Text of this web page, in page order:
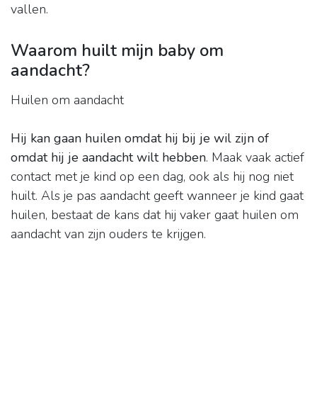
vallen.
Waarom huilt mijn baby om
aandacht?
Huilen om aandacht
Hij kan gaan huilen omdat hij bij je wil zijn of
omdat hij je aandacht wilt hebben. Maak vaak actief
contact met je kind op een dag, ook als hij nog niet
huilt. Als je pas aandacht geeft wanneer je kind gaat
huilen, bestaat de kans dat hij vaker gaat huilen om
aandacht van zijn ouders te krijgen.